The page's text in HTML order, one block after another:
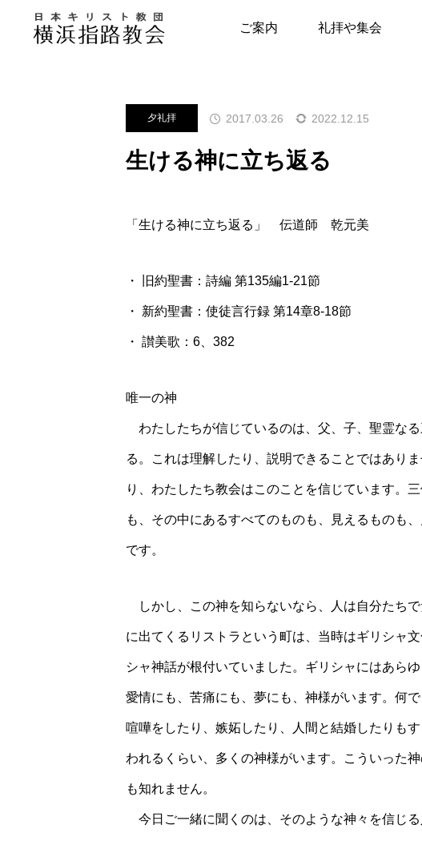
ご案内 礼拝や集会
牧師・副牧師より
キリスト教用語集
夕礼拝 生ける神に立ち返る
夕礼拝 2017.03.26 2022.12.15
生ける神に立ち返る
「生ける神に立ち返る」 伝道師 乾元美
・ 旧約聖書：詩編 第135編1-21節
・ 新約聖書：使徒言行録 第14章8-18節
・ 讃美歌：6、382
唯一の神
わたしたちが信じているのは、父、子、聖霊な
る。これは理解したり、説明できることではあり
り、わたしたち教会はこのことを信じています。
も、その中にあるすべてのものも、見えるものも
です。
しかし、この神を知らないなら、人は自分たち
に出てくるリストラという町は、当時はギリシャ
シャ神話が根付いていました。ギリシャにはあら
愛情にも、苦痛にも、夢にも、神様がいます。何
喧嘩をしたり、嫉妬したり、人間と結婚したりも
われるくらい、多くの神様がいます。こういった
も知れません。
今日ご一緒に聞くのは、そのような神々を信じる